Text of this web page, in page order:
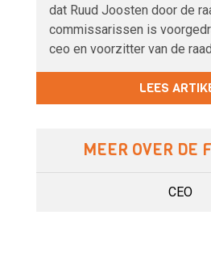
dat Ruud Joosten door de
commissarissen is
ceo en voorzitter van de
LEES
MEER OVER DE
CEO